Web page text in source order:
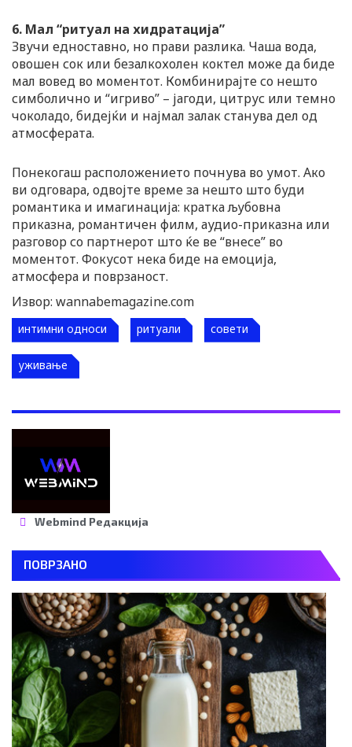
6. Мал “ритуал на хидратација”
Звучи едноставно, но прави разлика. Чаша вода,
овошен сок или безалкохолен коктел може да биде
мал вовед во моментот. Комбинирајте со нешто
симболично и “игриво” – јагоди, цитрус или темно
чоколадо, бидејќи и најмал залак станува дел од
атмосферата.
Понекогаш расположението почнува во умот. Ако
ви одговара, одвојте време за нешто што буди
романтика и имагинација: кратка љубовна
приказна, романтичен филм, аудио-приказна или
разговор со партнерот што ќе ве “внесе” во
моментот. Фокусот нека биде на емоција,
атмосфера и поврзаност.
Извор: wannabemagazine.com
интимни односи ритуали совети
уживање
Webmind Редакција
ПОВРЗАНО